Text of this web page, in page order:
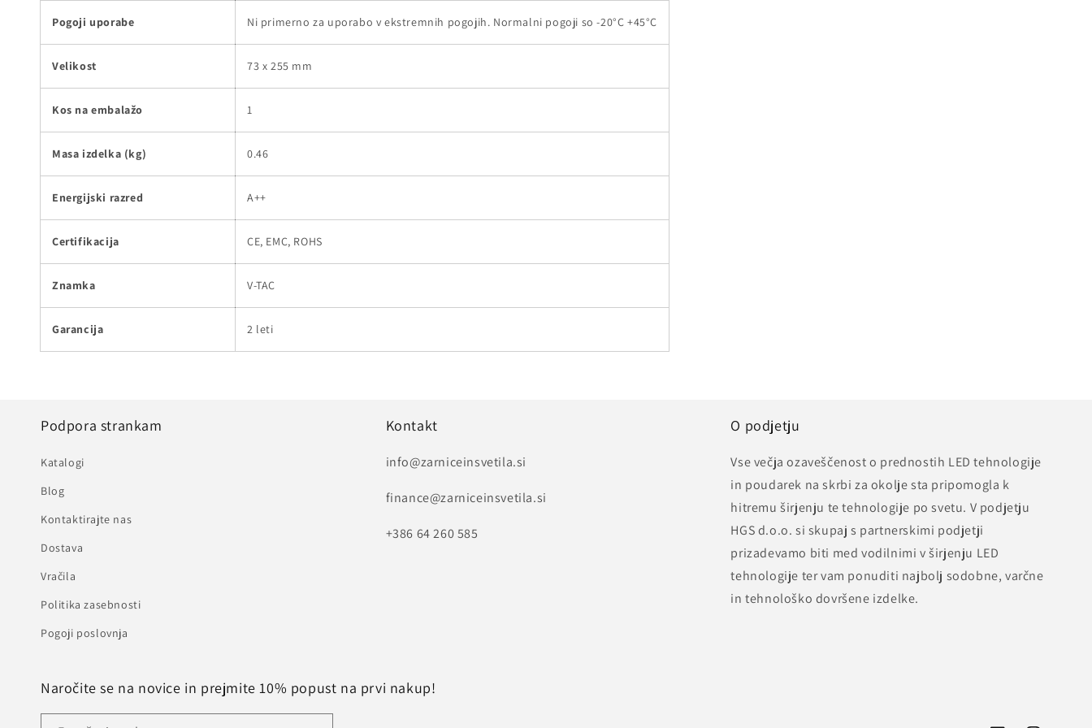
Pogoji uporabe Ni primerno za uporabo v ekstremnih pogojih. Normalni pogoji so -20°C +45°C
Velikost 73 x 255 mm
Kos na embalažo 1
Masa izdelka (kg) 0.46
Energijski razred A++
Certifikacija CE, EMC, ROHS
Znamka V-TAC
Garancija 2 leti
Podpora strankam
Katalogi
Blog
Kontaktirajte nas
Dostava
Vračila
Politika zasebnosti
Pogoji poslovnja
Kontakt
info@zarniceinsvetila.si
finance@zarniceinsvetila.si
+386 64 260 585
O podjetju
Vse večja ozaveščenost o prednostih LED tehnologije
in poudarek na skrbi za okolje sta pripomogla k
hitremu širjenju te tehnologije po svetu. V podjetju
HGS d.o.o. si skupaj s partnerskimi podjetji
prizadevamo biti med vodilnimi v širjenju LED
tehnologije ter vam ponuditi najbolj sodobne, varčne
in tehnološko dovršene izdelke.
Naročite se na novice in prejmite 10% popust na prvi nakup!